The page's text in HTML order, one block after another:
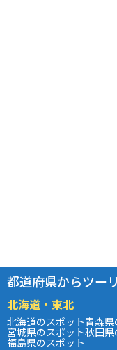
都道府県からツー
北海道・東北
北海道のスポット青森県
宮城県のスポット秋田県
福島県のスポット